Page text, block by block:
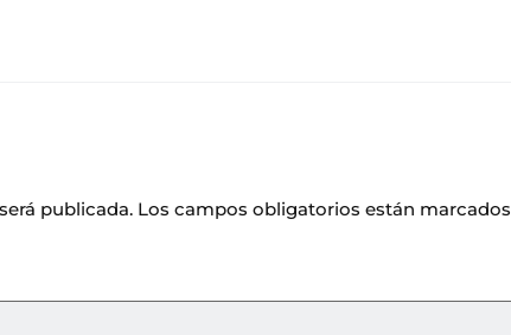
publicada. Los campos obligatorios están marcados